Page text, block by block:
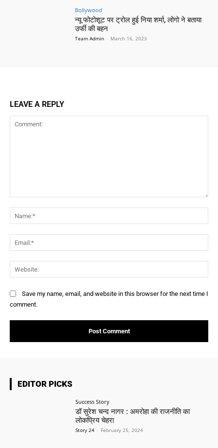
Bollywood
न्यू फोटोशूट पर ट्रोल हुई निया शर्मा, लोगो ने बताया
उर्फी की बहन
Team Admin - March 16, 2023
LEAVE A REPLY
Save my name, email, and website in this browser for the next time I
comment.
EDITOR PICKS
Success Story
डॉ सुरेश चन्द नागर : अमरोहा की राजनीति का
लोकप्रिय चेहरा
Story 24 - February 25, 2024